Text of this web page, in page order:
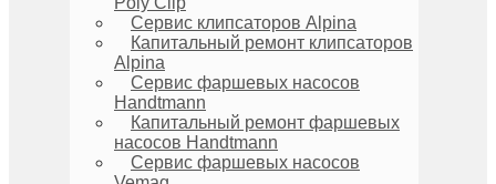
Сервис клипсаторов Alpina
Капитальный ремонт клипсаторов
Alpina
Сервис фаршевых насосов
Handtmann
Капитальный ремонт фаршевых
насосов Handtmann
Сервис фаршевых насосов